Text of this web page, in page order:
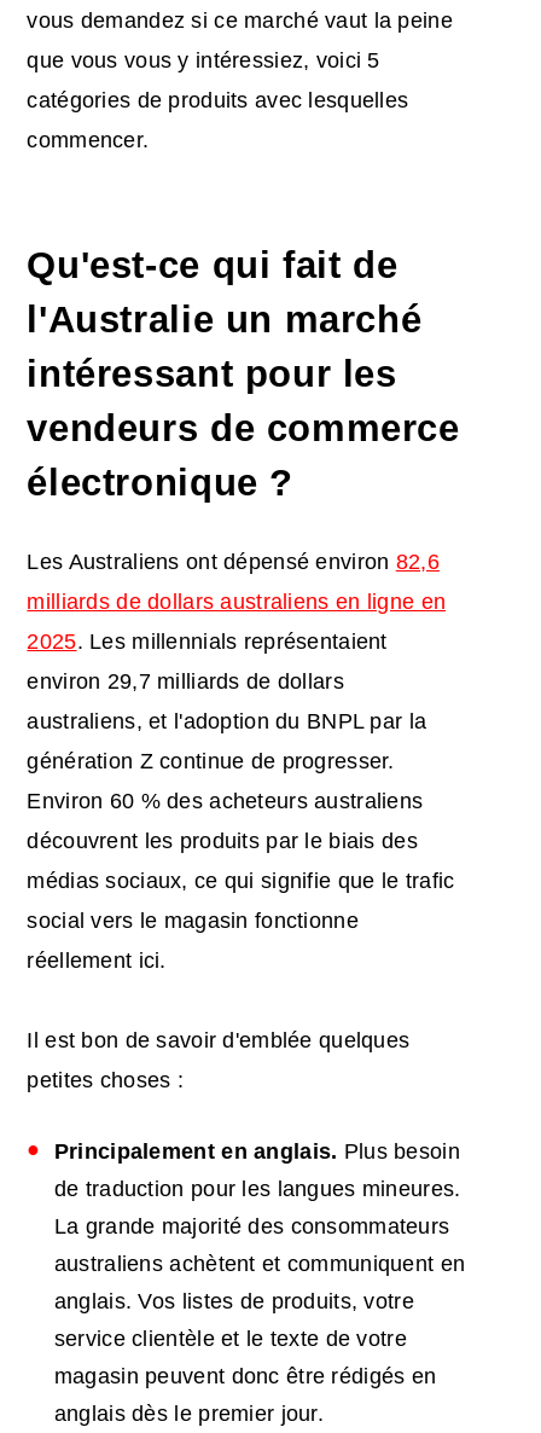
vous demandez si ce marché vaut la peine
que vous vous y intéressiez, voici 5
catégories de produits avec lesquelles
commencer.
Qu'est-ce qui fait de
l'Australie un marché
intéressant pour les
vendeurs de commerce
électronique ?
Les Australiens ont dépensé environ 82,6
milliards de dollars australiens en ligne en
2025. Les millennials représentaient
environ 29,7 milliards de dollars
australiens, et l'adoption du BNPL par la
génération Z continue de progresser.
Environ 60 % des acheteurs australiens
découvrent les produits par le biais des
médias sociaux, ce qui signifie que le trafic
social vers le magasin fonctionne
réellement ici.
Il est bon de savoir d'emblée quelques
petites choses :
Principalement en anglais. Plus besoin
de traduction pour les langues mineures.
La grande majorité des consommateurs
australiens achètent et communiquent en
anglais. Vos listes de produits, votre
service clientèle et le texte de votre
magasin peuvent donc être rédigés en
anglais dès le premier jour.